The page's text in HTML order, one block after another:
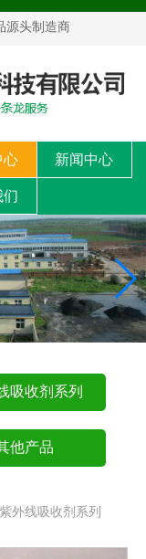
源头制造商
心 新闻中心
们
吸收剂系列
他产品
紫外线吸收剂系列